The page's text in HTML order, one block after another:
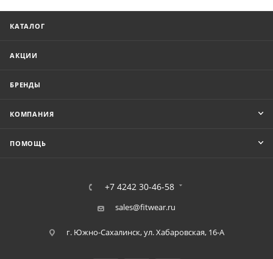
КАТАЛОГ
АКЦИИ
БРЕНДЫ
КОМПАНИЯ
ПОМОЩЬ
+7 4242 30-46-58
sales@fitwear.ru
г. Южно-Сахалинск, ул. Хабаровская, 16-А